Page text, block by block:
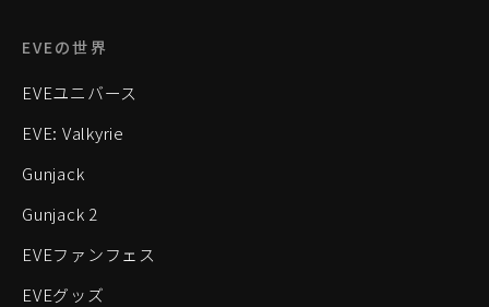
EVEの世界
EVEユニバース
EVE: Valkyrie
Gunjack
Gunjack 2
EVEファンフェス
EVEグッズ